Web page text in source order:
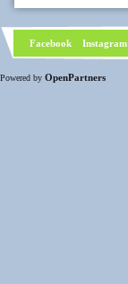
Facebook Instagram
Powered by OpenPartners